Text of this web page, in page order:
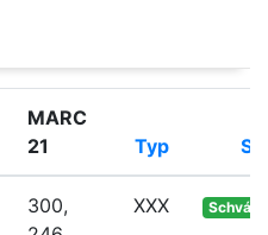
MARC
21
Typ
300,
XXX